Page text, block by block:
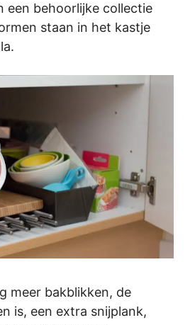
een behoorlijke collectie
staan in het kastje
meer bakblikken, de
is, een extra snijplank,